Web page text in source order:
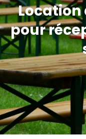
Location
pour